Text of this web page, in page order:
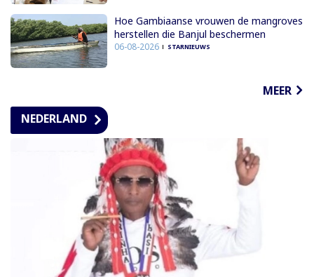
Hoe Gambiaanse vrouwen de mangroves
herstellen die Banjul beschermen
06-08-2026 STARNIEUWS
MEER
NEDERLAND